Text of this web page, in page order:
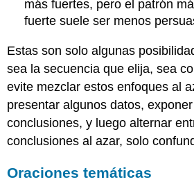
más fuertes, pero el patrón
fuerte suele ser menos
Estas son solo algunas
sea la secuencia que elija, sea
evite mezclar estos enfoques al
presentar algunos datos,
conclusiones, y luego alternar
conclusiones al azar, solo
Oraciones temáticas